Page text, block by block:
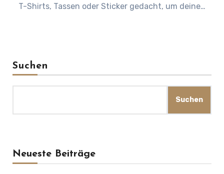
T-Shirts, Tassen oder Sticker gedacht, um deine…
Suchen
Suchen
Neueste Beiträge